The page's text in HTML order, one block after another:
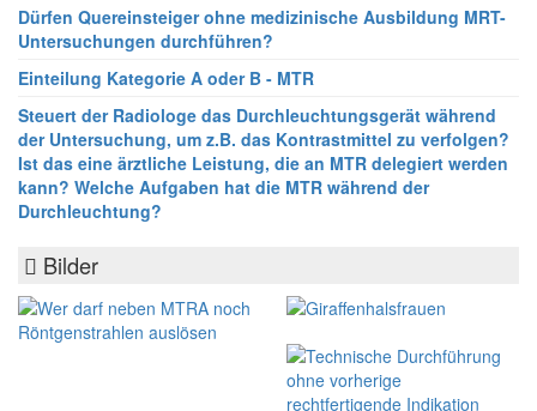
Dürfen Quereinsteiger ohne medizinische Ausbildung MRT-
Untersuchungen durchführen?
Einteilung Kategorie A oder B - MTR
Steuert der Radiologe das Durchleuchtungsgerät während
der Untersuchung, um z.B. das Kontrastmittel zu verfolgen?
Ist das eine ärztliche Leistung, die an MTR delegiert werden
kann? Welche Aufgaben hat die MTR während der
Durchleuchtung?
Bilder